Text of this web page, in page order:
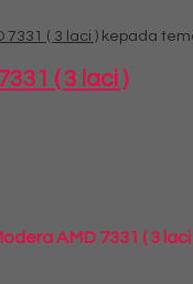
7331 ( 3 laci ) kepada
( 3 laci )
AMD 7331 ( 3 laci